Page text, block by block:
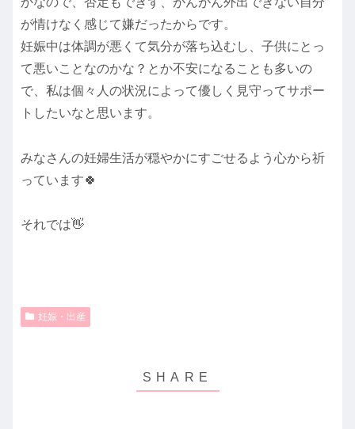
が情けなく感じて嫌だったからです。
妊娠中は体調が悪くて気分が落ち込むし、子供にとっ
て悪いことなのかな？とか不安になることも多いの
で、私は個々人の状況によって優しく見守ってサポー
トしたいなと思います。
みなさんの妊婦生活が穏やかにすごせるよう心から祈
っています🍀
それでは👋
妊娠・出産